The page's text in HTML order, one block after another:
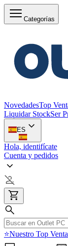
Categorías
NovedadesTop
Liquidar StockSer
ES
Hola, identifícate
Cuenta y pedidos
⭐Nuestro Top